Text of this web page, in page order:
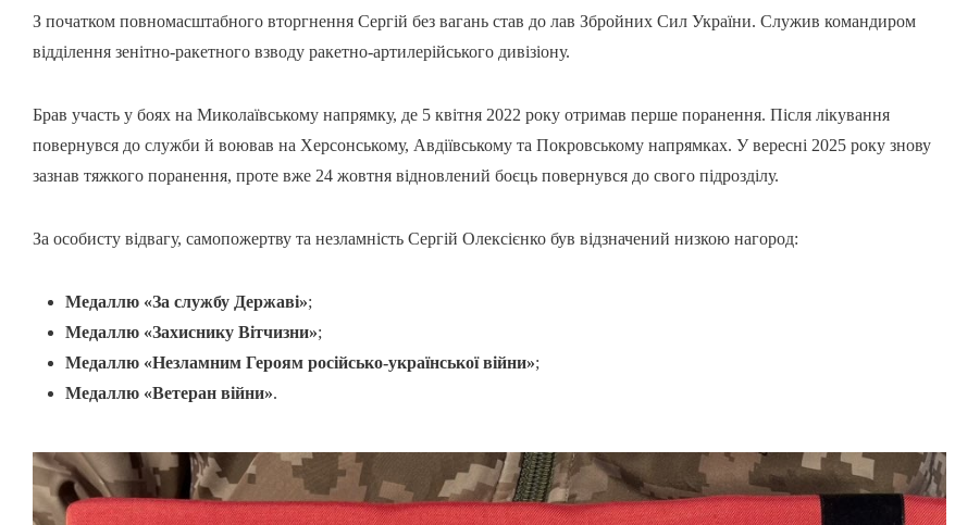
З початком повномасштабного вторгнення Сергій без вагань став до лав Збройних Сил України. Служив командиром
відділення зенітно-ракетного взводу ракетно-артилерійського дивізіону.
Брав участь у боях на Миколаївському напрямку, де 5 квітня 2022 року отримав перше поранення. Після лікування
повернувся до служби й воював на Херсонському, Авдіївському та Покровському напрямках. У вересні 2025 року знову
зазнав тяжкого поранення, проте вже 24 жовтня відновлений боєць повернувся до свого підрозділу.
За особисту відвагу, самопожертву та незламність Сергій Олексієнко був відзначений низкою нагород:
Медаллю «За службу Державі»;
Медаллю «Захиснику Вітчизни»;
Медаллю «Незламним Героям російсько-української війни»;
Медаллю «Ветеран війни».